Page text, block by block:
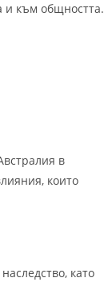
и към общността.
в
които
като